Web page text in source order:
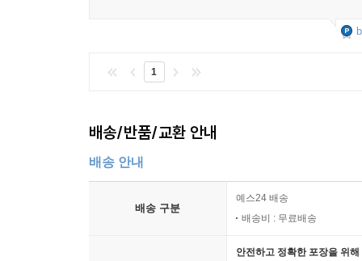
1
배송/반품/교환 안내
배송 안내
배송 구분
예스24 배송
배송비 : 무료배송
안전하고 정확한 포장을 위